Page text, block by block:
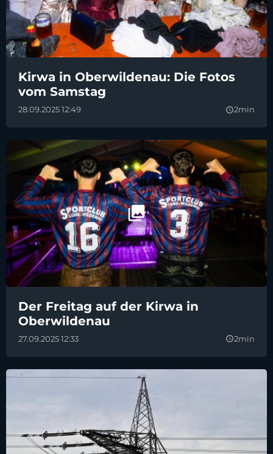
Kirwa in Oberwildenau: Die Fotos
vom Samstag
28.09.2025 12:49 query_builder2min
Der Freitag auf der Kirwa in
Oberwildenau
27.09.2025 12:33 query_builder2min